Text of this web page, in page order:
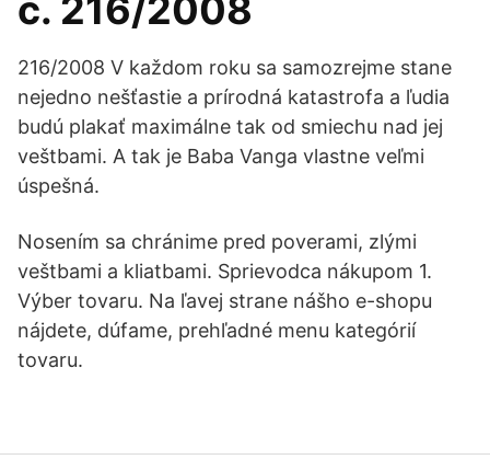
č. 216/2008
216/2008 V každom roku sa samozrejme stane
nejedno nešťastie a prírodná katastrofa a ľudia
budú plakať maximálne tak od smiechu nad jej
veštbami. A tak je Baba Vanga vlastne veľmi
úspešná.
Nosením sa chránime pred poverami, zlými
veštbami a kliatbami. Sprievodca nákupom 1.
Výber tovaru. Na ľavej strane nášho e-shopu
nájdete, dúfame, prehľadné menu kategórií
tovaru.